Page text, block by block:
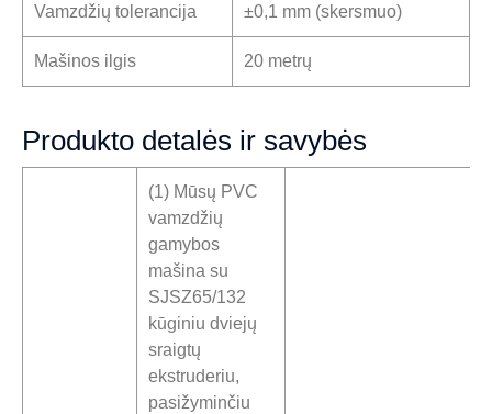
Vamzdžių tolerancija ±0,1 mm (skersmuo)
Mašinos ilgis 20 metrų
Produkto detalės ir savybės
(1) Mūsų PVC
vamzdžių
gamybos
mašina su
SJSZ65/132
kūginiu dviejų
sraigtų
ekstruderiu,
pasižyminčiu